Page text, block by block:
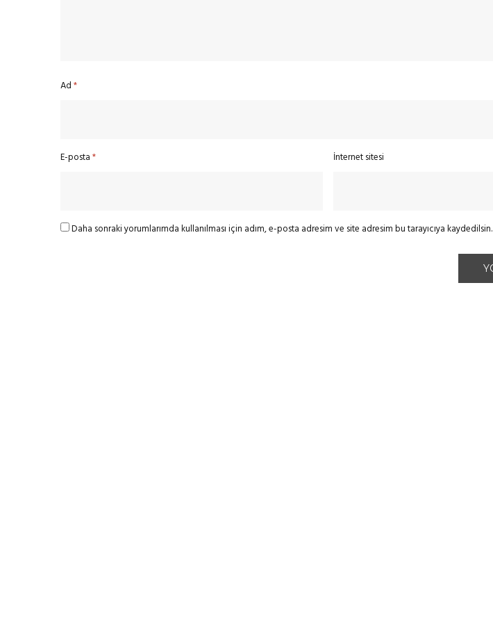
Ad*
E-posta* İnternet sitesi
Daha sonraki yorumlarımda kullanılması için adım, e-posta adresim ve site adresim bu tarayıcıya kaydedilsin.